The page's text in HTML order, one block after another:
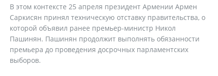
В этом контексте 25 апреля президент Армении Армен
Саркисян принял техническую отставку правительства, о
которой объявил ранее премьер-министр Никол
Пашинян. Пашинян продолжит выполнять обязанности
премьера до проведения досрочных парламентских
выборов.